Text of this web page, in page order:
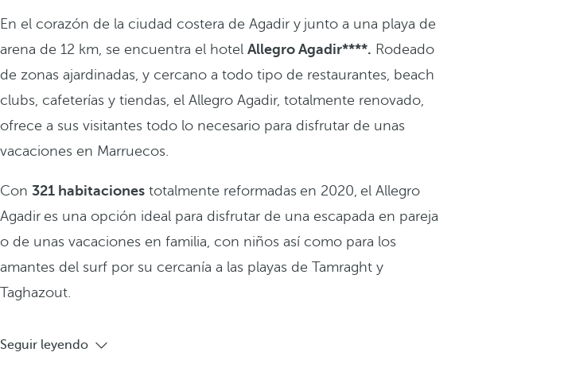
En el corazón de la ciudad costera de Agadir y junto a una playa de
arena de 12 km, se encuentra el hotel Allegro Agadir****. Rodeado
de zonas ajardinadas, y cercano a todo tipo de restaurantes, beach
clubs, cafeterías y tiendas, el Allegro Agadir, totalmente renovado,
ofrece a sus visitantes todo lo necesario para disfrutar de unas
vacaciones en Marruecos.
Con 321 habitaciones totalmente reformadas en 2020, el Allegro
Agadir es una opción ideal para disfrutar de una escapada en pareja
o de unas vacaciones en familia, con niños así como para los
amantes del surf por su cercanía a las playas de Tamraght y
Taghazout.
Seguir leyendo